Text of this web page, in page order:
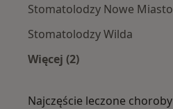
Stomatolodzy Nowe Miasto
Stomatolodzy Wilda
Więcej (2)
Najczęście leczone choroby